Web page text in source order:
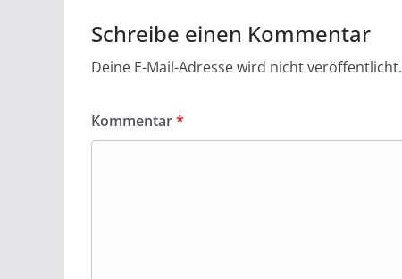
Schreibe einen Kommentar
Deine E-Mail-Adresse wird nicht veröffentlicht.
Kommentar*